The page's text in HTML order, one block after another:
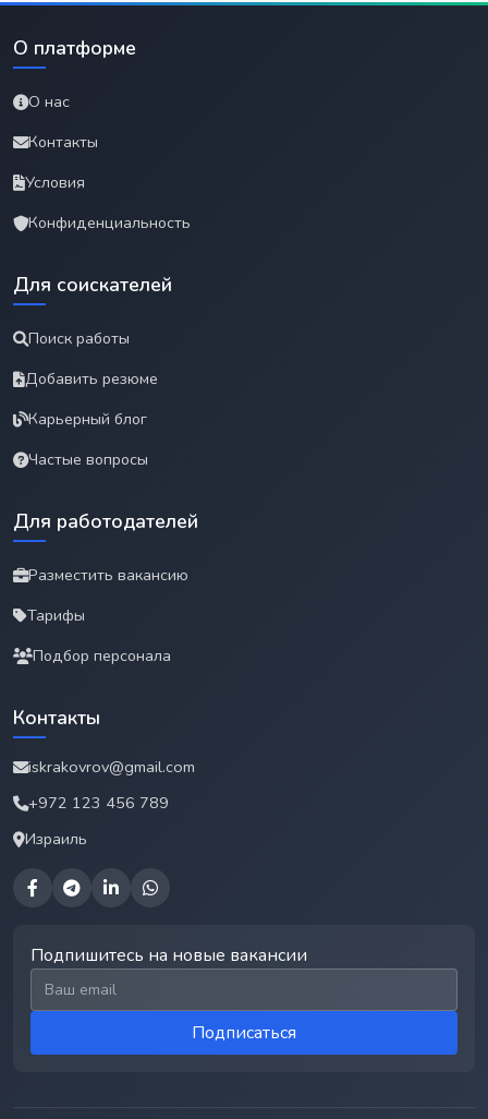
О платформе
О нас
Контакты
Условия
Конфиденциальность
Для соискателей
Поиск работы
Добавить резюме
Карьерный блог
Частые вопросы
Для работодателей
Разместить вакансию
Тарифы
Подбор персонала
Контакты
iskrakovrov@gmail.com
+972 123 456 789
Израиль
Подпишитесь на новые вакансии
Email для подписки
Подписаться